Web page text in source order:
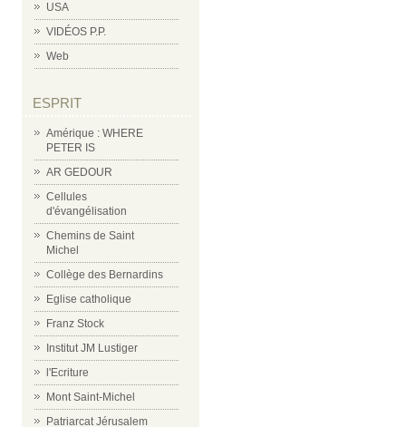
USA
VIDÉOS P.P.
Web
ESPRIT
Amérique : WHERE
PETER IS
AR GEDOUR
Cellules
d'évangélisation
Chemins de Saint
Michel
Collège des Bernardins
Eglise catholique
Franz Stock
Institut JM Lustiger
l'Ecriture
Mont Saint-Michel
Patriarcat Jérusalem